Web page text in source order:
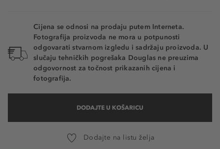
Cijena se odnosi na prodaju putem Interneta.
Fotografija proizvoda ne mora u potpunosti
odgovarati stvarnom izgledu i sadržaju proizvoda. U
slučaju tehničkih pogrešaka Douglas ne preuzima
odgovornost za točnost prikazanih cijena i
fotografija.
DODAJTE U KOŠARICU
Dodajte na listu želja